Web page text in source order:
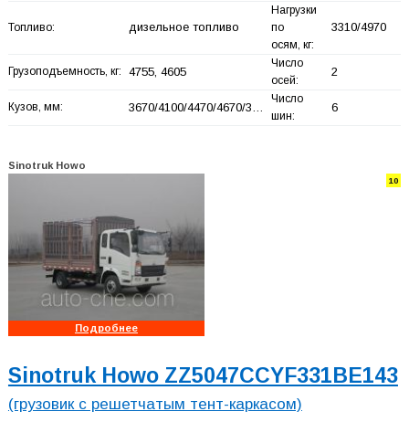
Топливо: дизельное топливо
Нагрузки
по
осям, кг:
3310/4970
Грузоподъемность, кг: 4755, 4605
Число
осей:
2
Кузов, мм: 3670/4100/4470/4670/3…
Число
шин:
6
Sinotruk Howo
10
Подробнее
Sinotruk Howo ZZ5047CCYF331BE143
(грузовик с решетчатым тент-каркасом)